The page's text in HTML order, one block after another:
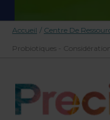
Accueil / Centre De
Probiotiques -